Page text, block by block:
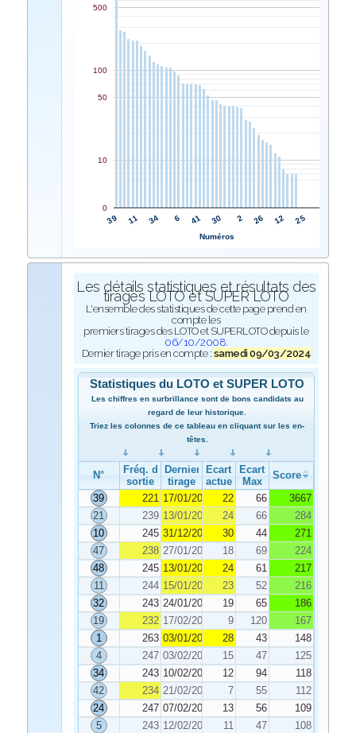
39 11 34 6 41 30 2 26 12 25
0
10
50
100
500
Numéros
Les détails statistiques et résultats des
tirages LOTO et SUPER LOTO
L'ensemble des statistiques de cette page prend en
compte les
premiers tirages des LOTO et SUPERLOTO depuis le
06/10/2008.
Dernier tirage pris en compte : samedi 09/03/2024
Statistiques du LOTO et SUPER LOTO
Les chiffres en surbrillance sont de bons candidats au
regard de leur historique.
Triez les colonnes de ce tableau en cliquant sur les en-
têtes.
N°
Fréq. de
sortie
Dernier
tirage
Ecart
actuel
Ecart
Max
Score
39
221 17/01/2024 22 66
3667
21
239 13/01/2024 24 66
284
10
245 31/12/2023 30 44
271
47
238 27/01/2024 18 69
224
48
245 13/01/2024 24 61
217
11
244 15/01/2024 23 52
216
32
243 24/01/2024 19 65
186
19
232 17/02/2024 9 120
167
1
263 03/01/2024 28 43
148
4
247 03/02/2024 15 47
125
34
243 10/02/2024 12 94
118
42
234 21/02/2024 7 55
112
24
247 07/02/2024 13 56
109
5
243 12/02/2024 11 47
108